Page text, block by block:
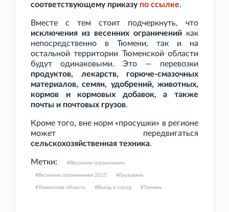
соответствующему приказу по ссылке.
Вместе с тем стоит подчеркнуть, что
исключения из весенних ограничений как
непосредственно в Тюмени, так и на
остальной территории Тюменской области
будут одинаковыми. Это — перевозки
продуктов, лекарств, горюче-смазочных
материалов, семян, удобрений, животных,
кормов и кормовых добавок, а также
почты и почтовых грузов.
Кроме того, вне норм «просушки» в регионе
может передвигаться
сельскохозяйственная техника.
Метки: Весенние ограничения
Весенние ограничения 2025 Грузовики
Тюменская область Въезд в город Тюмень